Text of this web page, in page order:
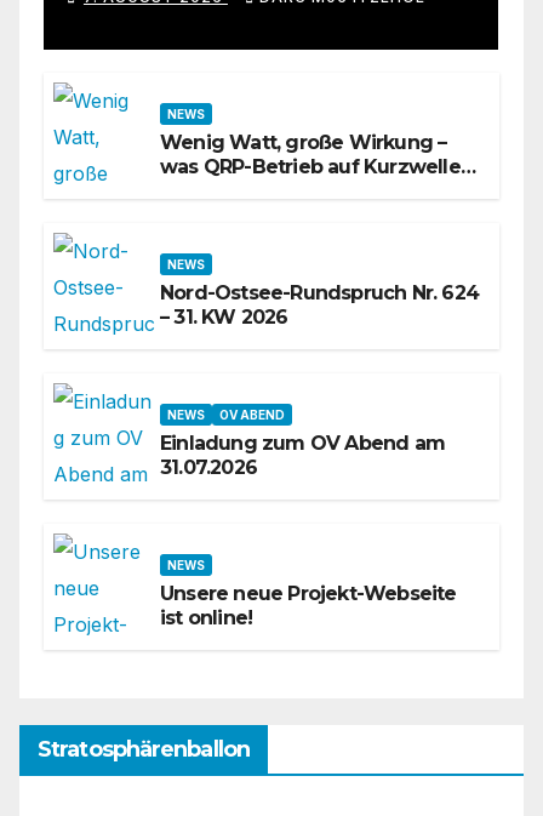
NEWS
Wenig Watt, große Wirkung –
was QRP-Betrieb auf Kurzwelle
NEWS
Nord-Ostsee-Rundspruch Nr. 624
– 31. KW 2026
NEWS OV ABEND
Einladung zum OV Abend am
31.07.2026
NEWS
Unsere neue Projekt-Webseite
ist online!
Stratosphärenballon